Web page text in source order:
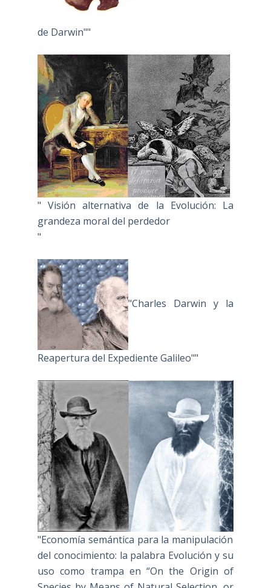
de Darwin""
" Visión alternativa de la Evolución: La
grandeza moral del perdedor
"
"Charles Darwin y la
Reapertura del Expediente Galileo""
"Economía semántica para la manipulación
del conocimiento: la palabra Evolución y su
uso como trampa en “On the Origin of